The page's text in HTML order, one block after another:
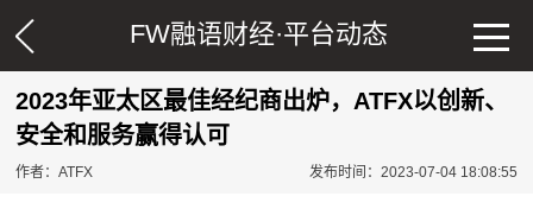
FW融语财经·平台动态
2023年亚太区最佳经纪商出炉，ATFX以创新、
安全和服务赢得认可
作者：ATFX 发布时间：2023-07-04 18:08:55